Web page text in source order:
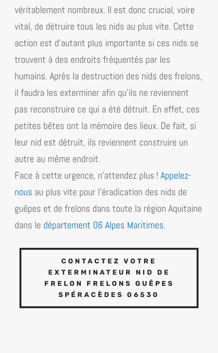
véritablement nombreux. Il est donc crucial, voire
vital, de détruire tous les nids au plus vite. Cette
action est d’autant plus importante si ces nids se
trouvent à des endroits fréquentés par les
humains. Après la destruction des nids des frelons,
il faudra les exterminer afin qu’ils ne reviennent
pas reconstruire ce qui a été détruit. En effet, ces
petites bêtes ont la mémoire des lieux. De fait, si
leur nid est détruit, ils reviennent construire un
autre au même endroit.
Face à cette urgence, n’attendez plus ! Appelez-
nous au plus vite pour l’éradication des nids de
guêpes et de frelons dans toute la région Aquitaine
dans le département 06 Alpes Maritimes.
CONTACTEZ VOTRE
EXTERMINATEUR NID DE
FRELON FRELONS GUÊPES
SPÉRACÈDES 06530